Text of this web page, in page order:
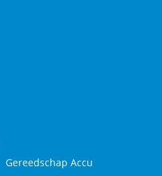
Gereedschap Accu